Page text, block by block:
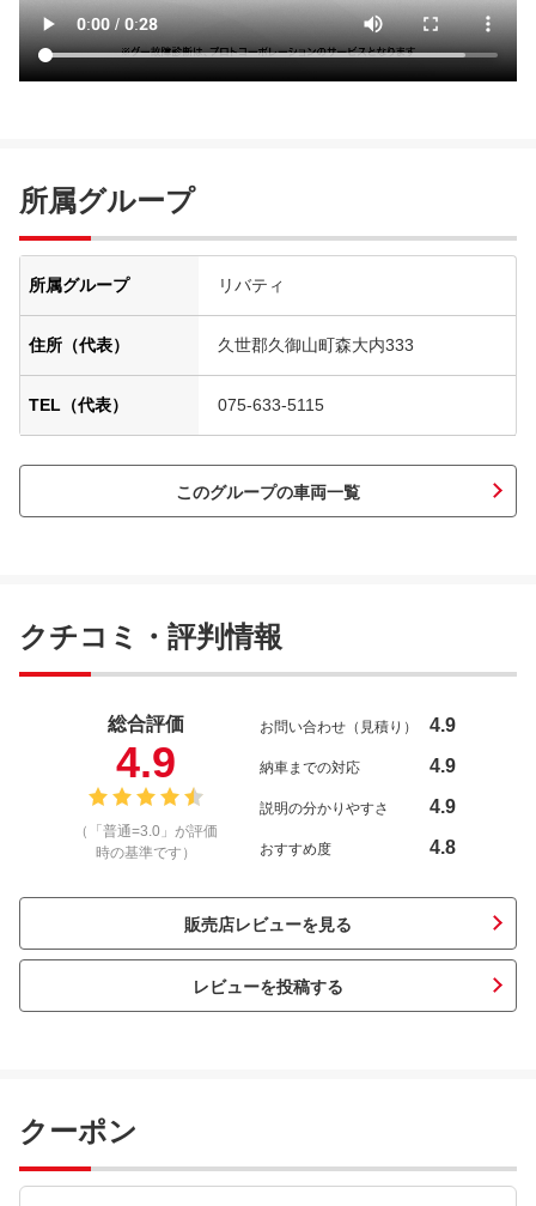
所属グループ
所属グループ リバティ
住所（代表） 久世郡久御山町森大内333
TEL（代表） 075-633-5115
このグループの車両一覧
クチコミ・評判情報
総合評価
4.9
（「普通=3.0」が評価
時の基準です）
お問い合わせ（見積り） 4.9
納車までの対応 4.9
説明の分かりやすさ 4.9
おすすめ度 4.8
販売店レビューを見る
レビューを投稿する
クーポン